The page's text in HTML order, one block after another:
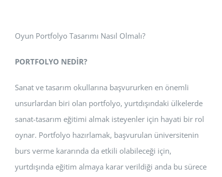
Oyun Portfolyo Tasarımı Nasıl Olmalı?
PORTFOLYO NEDİR?
Sanat ve tasarım okullarına başvururken en önemli
unsurlardan biri olan portfolyo, yurtdışındaki ülkelerde
sanat-tasarım eğitimi almak isteyenler için hayati bir rol
oynar. Portfolyo hazırlamak, başvurulan üniversitenin
burs verme kararında da etkili olabileceği için,
yurtdışında eğitim almaya karar verildiği anda bu sürece